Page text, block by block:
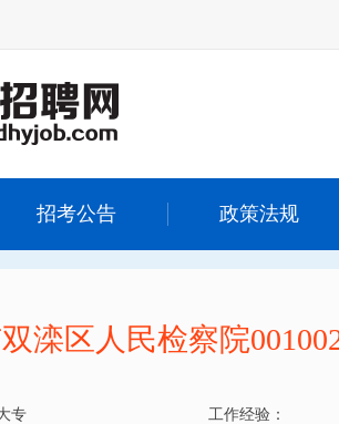
招考公告 政策法规
滦区人民检察院
专 工作经验：